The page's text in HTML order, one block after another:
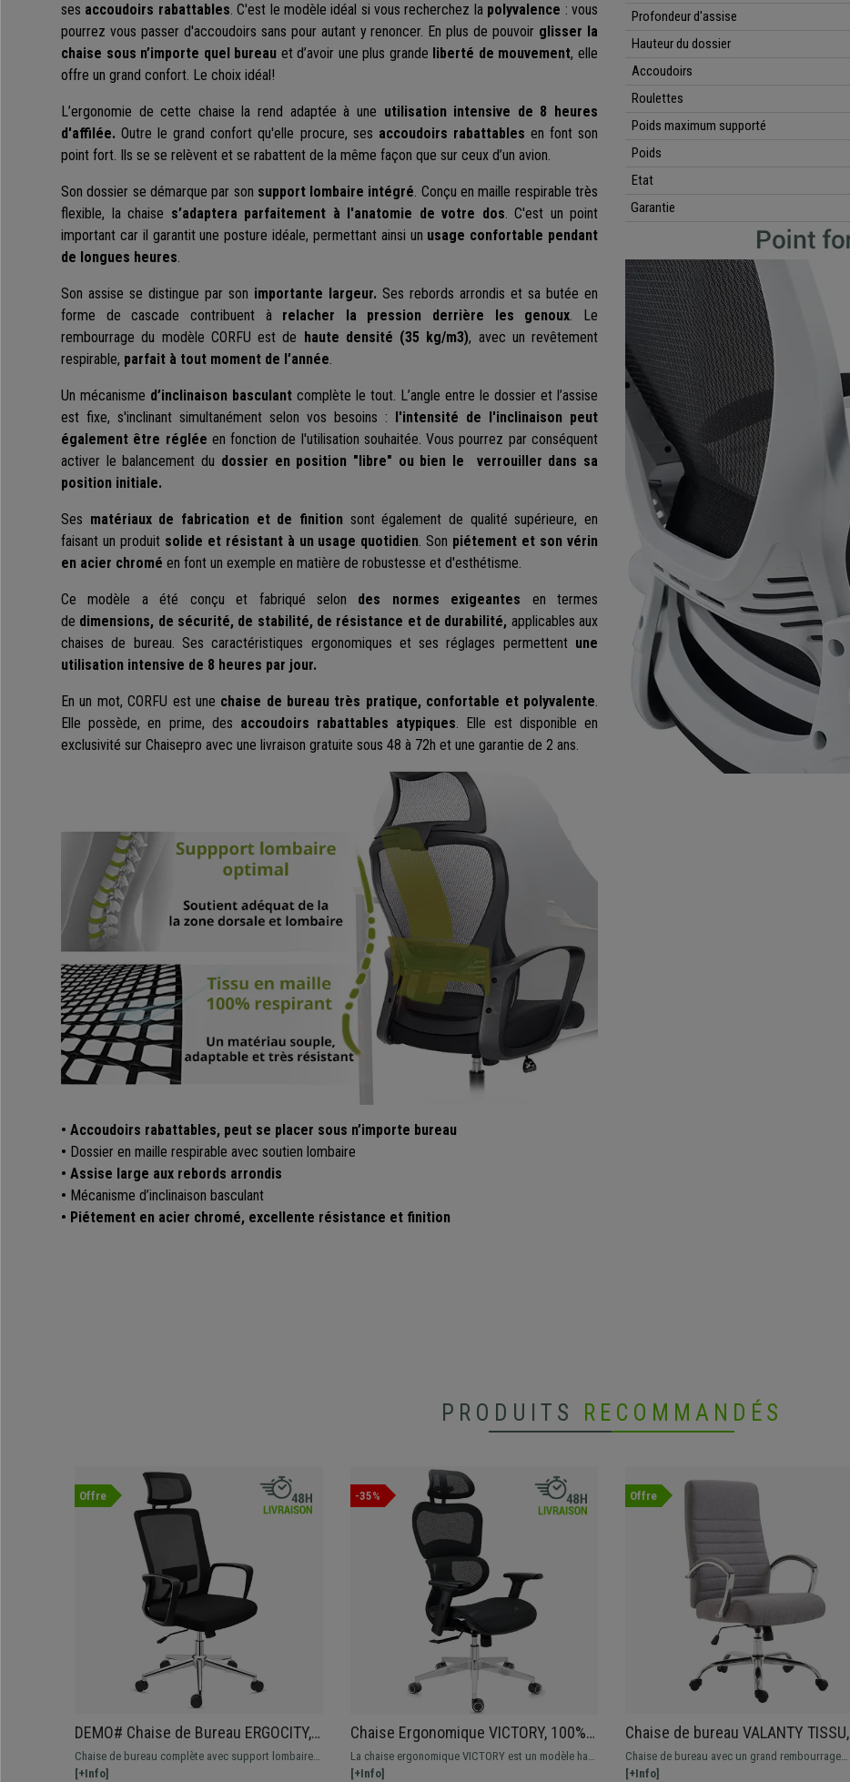
ses accoudoirs rabattables. C'est le modèle idéal si vous recherchez la polyvalence : vous
pourrez vous passer d'accoudoirs sans pour autant y renoncer. En plus de pouvoir glisser la
chaise sous n’importe quel bureau et d’avoir une plus grande liberté de mouvement, elle
offre un grand confort. Le choix idéal!
L’ergonomie de cette chaise la rend adaptée à une utilisation intensive de 8 heures
d'affilée. Outre le grand confort qu'elle procure, ses accoudoirs rabattables en font son
point fort. Ils se se relèvent et se rabattent de la même façon que sur ceux d’un avion.
Son dossier se démarque par son support lombaire intégré. Conçu en maille respirable très
flexible, la chaise s’adaptera parfaitement à l'anatomie de votre dos. C'est un point
important car il garantit une posture idéale, permettant ainsi un usage confortable pendant
de longues heures.
Son assise se distingue par son importante largeur. Ses rebords arrondis et sa butée en
forme de cascade contribuent à relacher la pression derrière les genoux. Le
rembourrage du modèle CORFU est de haute densité (35 kg/m3), avec un revêtement
respirable, parfait à tout moment de l’année.
Un mécanisme d’inclinaison basculant complète le tout. L’angle entre le dossier et l’assise
est fixe, s'inclinant simultanément selon vos besoins : l'intensité de l'inclinaison peut
également être réglée en fonction de l'utilisation souhaitée. Vous pourrez par conséquent
activer le balancement du dossier en position "libre" ou bien le verrouiller dans sa
position initiale.
Ses matériaux de fabrication et de finition sont également de qualité supérieure, en
faisant un produit solide et résistant à un usage quotidien. Son piétement et son vérin
en acier chromé en font un exemple en matière de robustesse et d'esthétisme.
Ce modèle a été conçu et fabriqué selon des normes exigeantes en termes
de dimensions, de sécurité, de stabilité, de résistance et de durabilité, applicables aux
chaises de bureau. Ses caractéristiques ergonomiques et ses réglages permettent une
utilisation intensive de 8 heures par jour.
En un mot, CORFU est une chaise de bureau très pratique, confortable et polyvalente.
Elle possède, en prime, des accoudoirs rabattables atypiques. Elle est disponible en
exclusivité sur Chaisepro avec une livraison gratuite sous 48 à 72h et une garantie de 2 ans.
• Accoudoirs rabattables, peut se placer sous n’importe bureau
• Dossier en maille respirable avec soutien lombaire
• Assise large aux rebords arrondis
• Mécanisme d’inclinaison basculant
• Piétement en acier chromé, excellente résistance et finition
Profondeur d'assise
Hauteur du dossier
Accoudoirs
Roulettes
Poids maximum supporté
Poids
Etat
Garantie
PRODUITS RECOMMANDÉS
Offre
DEMO# Chaise de Bureau ERGOCITY,
Appui-Tête, Support Lombaire,
Dossier Basculant, Noir
Chaise de bureau complète avec support lombaire,
très confortable. Robuste et résistante, avec une
[+Info]
-35%
Chaise Ergonomique VICTORY, 100%
Ajustable, Utilisation Intensive 8h, en
Maille, Noir
La chaise ergonomique VICTORY est un modèle haut
de gamme, extrêmement confortable, qui présente
[+Info]
Offre
Chaise de bureau VALANTY TISSU,
Grand rembourrage, Piétement
métallique, Gris clair
Chaise de bureau avec un grand rembourrage
tapissée en tissu, avec un mécanisme de
[+Info]